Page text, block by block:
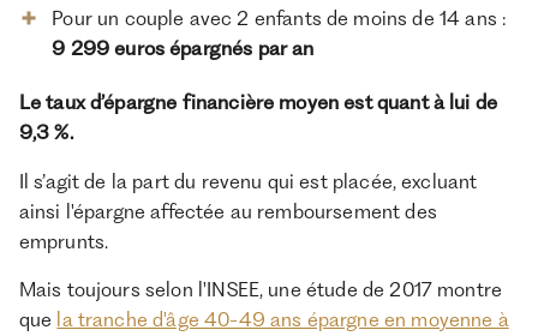
Pour un couple avec 2 enfants de moins de 14 ans :
9 299 euros épargnés par an
Le taux d’épargne financière moyen est quant à lui de
9,3 %.
Il s’agit de la part du revenu qui est placée, excluant
ainsi l'épargne affectée au remboursement des
emprunts.
Mais toujours selon l'INSEE, une étude de 2017 montre
que la tranche d'âge 40-49 ans épargne en moyenne à